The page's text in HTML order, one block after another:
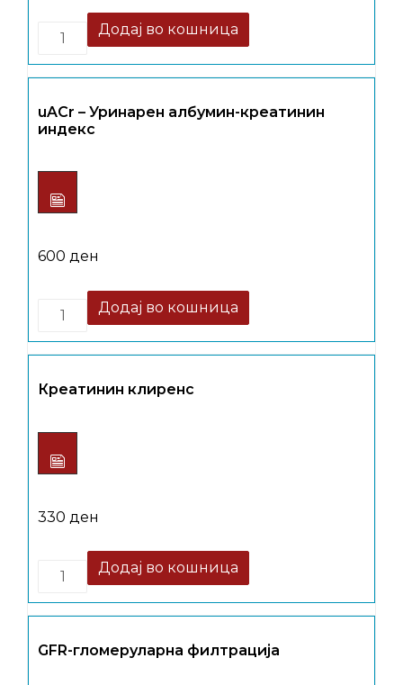
Quantity
Додај во кошница
uACr – Уринарен албумин-креатинин
индекс
600 ден
Quantity
Додај во кошница
Креатинин клиренс
330 ден
Quantity
Додај во кошница
GFR-гломеруларна филтрација